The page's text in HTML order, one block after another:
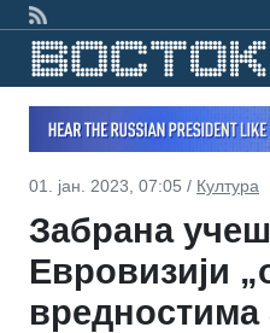
01. јан. 2023, 07:05 / Култура
Забрана
Евровизији
вредностима